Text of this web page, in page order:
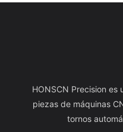
HONSCN Precision
piezas de máquinas
tornos